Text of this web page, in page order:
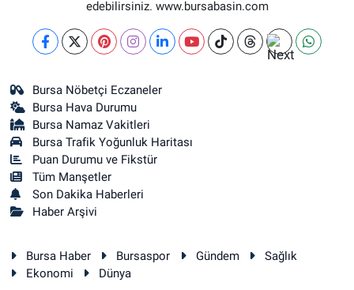
edebilirsiniz. www.bursabasin.com
Bursa Nöbetçi Eczaneler
Bursa Hava Durumu
Bursa Namaz Vakitleri
Bursa Trafik Yoğunluk Haritası
Puan Durumu ve Fikstür
Tüm Manşetler
Son Dakika Haberleri
Haber Arşivi
Bursa Haber Bursaspor Gündem
Sağlık
Ekonomi
Dünya